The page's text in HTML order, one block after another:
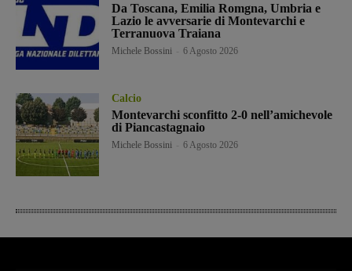
Da Toscana, Emilia Romgna, Umbria e
Lazio le avversarie di Montevarchi e
Terranuova Traiana
Michele Bossini 6 Agosto 2026
Calcio
Montevarchi sconfitto 2-0 nell’amichevole
di Piancastagnaio
Michele Bossini 6 Agosto 2026